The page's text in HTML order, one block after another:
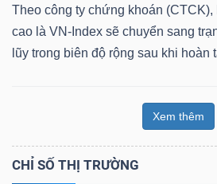
Theo công ty chứng khoán (CTCK),
cao là VN-Index sẽ chuyển sang
lũy trong biên độ rộng sau khi hoàn
Xem thêm
CHỈ SỐ THỊ TRƯỜNG